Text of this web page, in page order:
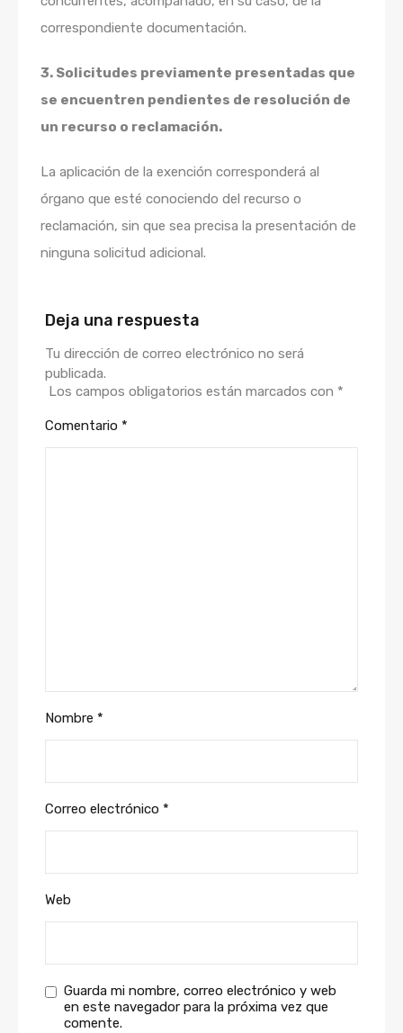
correspondiente documentación.
3. Solicitudes previamente presentadas que
se encuentren pendientes de resolución de
un recurso o reclamación.
La aplicación de la exención corresponderá al
órgano que esté conociendo del recurso o
reclamación, sin que sea precisa la presentación de
ninguna solicitud adicional.
Deja una respuesta
Tu dirección de correo electrónico no será
publicada.
Los campos obligatorios están marcados con *
Comentario *
Nombre *
Correo electrónico *
Web
Guarda mi nombre, correo electrónico y web
en este navegador para la próxima vez que
comente.